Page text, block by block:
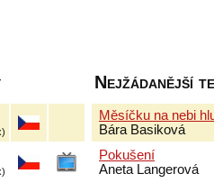
Nejžádanější
Měsíčku na nebi
Bára Basiková
Pokušení
Aneta Langerová